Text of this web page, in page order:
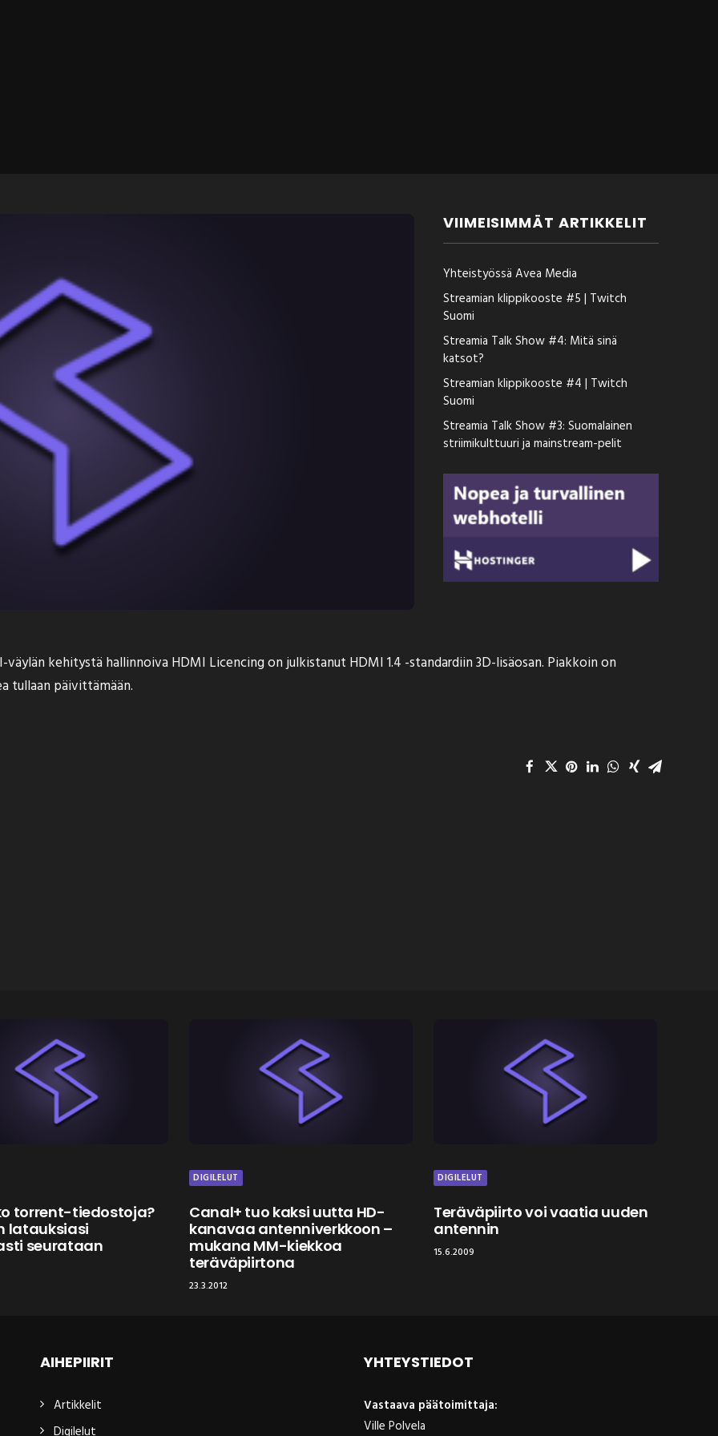
VIIMEISIMMÄT ARTIKKELIT
Yhteistyössä Avea Media
Streamian klippikooste #5 | Twitch
Suomi
Streamia Talk Show #4: Mitä sinä
katsot?
Streamian klippikooste #4 | Twitch
Suomi
Streamia Talk Show #3: Suomalainen
striimikulttuuri ja mainstream-pelit
väylän kehitystä hallinnoiva HDMI Licencing on julkistanut HDMI 1.4 -standardiin 3D-lisäosan. Piakkoin on
tullaan päivittämään.
torrent-tiedostoja?
latauksiasi
seurataan
DIGILELUT
Canal+ tuo kaksi uutta HD-
kanavaa antenniverkkoon –
mukana MM-kiekkoa
teräväpiirtona
23.3.2012
DIGILELUT
Teräväpiirto voi vaatia uuden
antennin
15.6.2009
AIHEPIIRIT
Artikkelit
Digilelut
YHTEYSTIEDOT
Vastaava päätoimittaja:
Ville Polvela